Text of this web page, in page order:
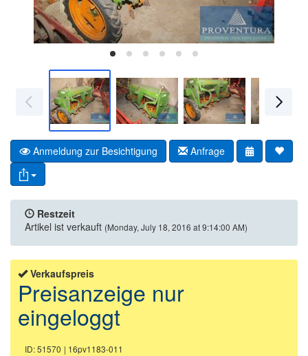
Anmeldung zur Besichtigung Anfrage
Restzeit
Artikel ist verkauft (Monday, July 18, 2016 at 9:14:00 AM)
Verkaufspreis
Preisanzeige nur
eingeloggt
ID: 51570 | 16pv1183-011